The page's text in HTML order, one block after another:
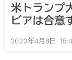
米トランプ
ビアは合
2020年4月8日,